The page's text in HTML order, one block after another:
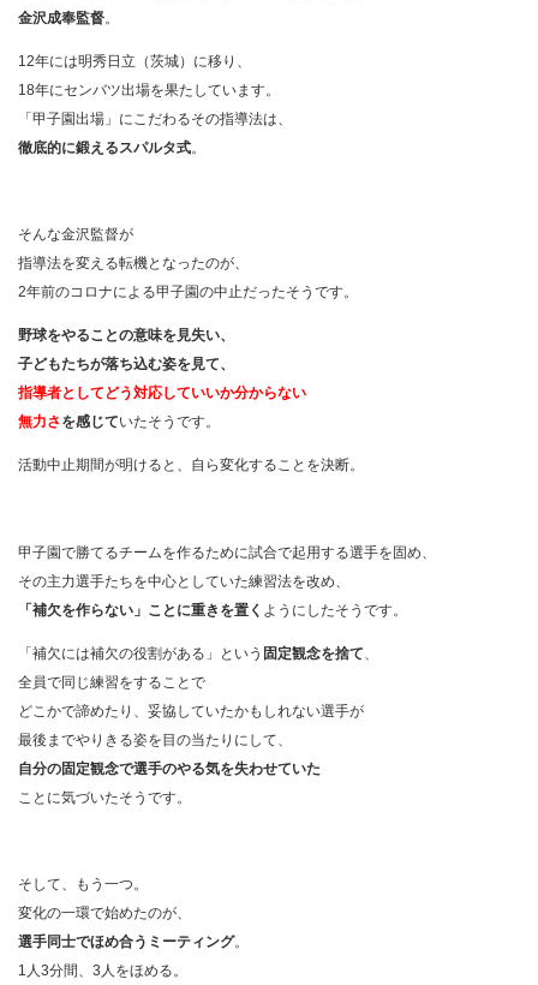
金沢成奉監督。
12年には明秀日立（茨城）に移り、
18年にセンバツ出場を果たしています。
「甲子園出場」にこだわるその指導法は、
徹底的に鍛えるスパルタ式。
そんな金沢監督が
指導法を変える転機となったのが、
2年前のコロナによる甲子園の中止だったそうです。
野球をやることの意味を見失い、
子どもたちが落ち込む姿を見て、
指導者としてどう対応していいか分からない
無力さ を感じていたそうです。
活動中止期間が明けると、自ら変化することを決断。
甲子園で勝てるチームを作るために試合で起用する選手を固め、
その主力選手たちを中心としていた練習法を改め、
「補欠を作らない」ことに重きを置く ようにしたそうです。
「補欠には補欠の役割がある」という 固定観念を捨て
全員で同じ練習をすることで
どこかで諦めたり、妥協していたかもしれない選手が
最後までやりきる姿を目の当たりにして、
自分の固定観念で選手のやる気を失わせていた
ことに気づいたそうです。
そして、もう一つ。
変化の一環で始めたのが、
選手同士でほめ合う ミーティング。
1人3分間、3人をほめる。